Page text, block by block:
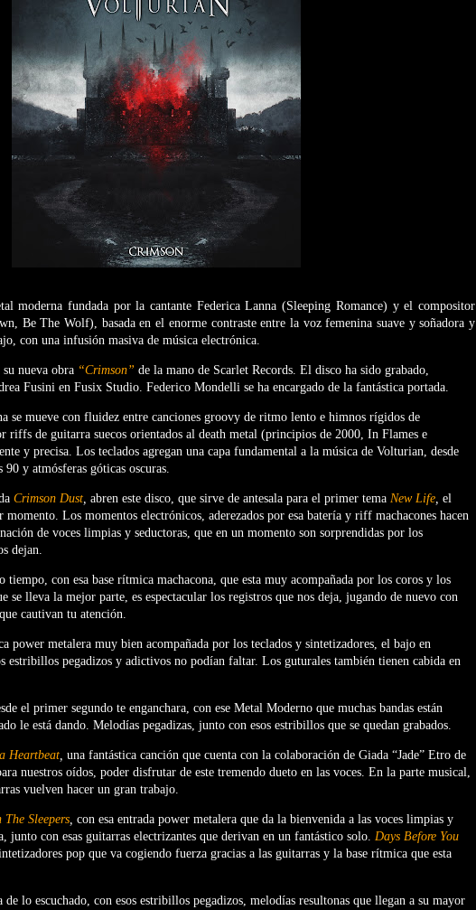
moderna fundada por la cantante Federica Lanna (Sleeping Romance) y el compositor
Be The Wolf), basada en el enorme contraste entre la voz femenina suave y soñadora y
con una infusión masiva de música electrónica.
nueva obra “Crimson” de la mano de Scarlet Records. El disco ha sido grabado,
Fusini en Fusix Studio. Federico Mondelli se ha encargado de la fantástica portada.
se mueve con fluidez entre canciones groovy de ritmo lento e himnos rígidos de
riffs de guitarra suecos orientados al death metal (principios de 2000, In Flames e
y precisa. Los teclados agregan una capa fundamental a la música de Volturian, desde
y atmósferas góticas oscuras.
Crimson Dust, abren este disco, que sirve de antesala para el primer tema New Life, el
momento. Los momentos electrónicos, aderezados por esa batería y riff machacones hacen
de voces limpias y seductoras, que en un momento son sorprendidas por los
dejan.
tiempo, con esa base rítmica machacona, que esta muy acompañada por los coros y los
se lleva la mejor parte, es espectacular los registros que nos deja, jugando de nuevo con
cautivan tu atención.
power metalera muy bien acompañada por los teclados y sintetizadores, el bajo en
estribillos pegadizos y adictivos no podían faltar. Los guturales también tienen cabida en
el primer segundo te enganchara, con ese Metal Moderno que muchas bandas están
le está dando. Melodías pegadizas, junto con esos estribillos que se quedan grabados.
Heartbeat, una fantástica canción que cuenta con la colaboración de Giada “Jade” Etro de
nuestros oídos, poder disfrutar de este tremendo dueto en las voces. En la parte musical,
vuelven hacer un gran trabajo.
The Sleepers, con esa entrada power metalera que da la bienvenida a las voces limpias y
junto con esas guitarras electrizantes que derivan en un fantástico solo. Days Before You
pop que va cogiendo fuerza gracias a las guitarras y la base rítmica que esta
de lo escuchado, con esos estribillos pegadizos, melodías resultonas que llegan a su mayor